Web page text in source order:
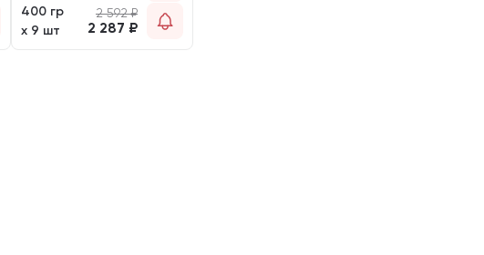
400 гр
х 9 шт
2 592₽
2 287 ₽